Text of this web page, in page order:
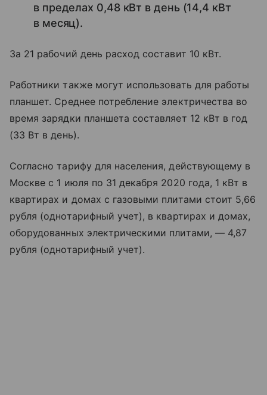
в пределах 0,48 кВт в день (14,4 кВт
в месяц).
За 21 рабочий день расход составит 10 кВт.
Работники также могут использовать для работы
планшет. Среднее потребление электричества во
время зарядки планшета составляет 12 кВт в год
(33 Вт в день).
Согласно тарифу для населения, действующему в
Москве с 1 июля по 31 декабря 2020 года, 1 кВт в
квартирах и домах с газовыми плитами стоит 5,66
рубля (однотарифный учет), в квартирах и домах,
оборудованных электрическими плитами, — 4,87
рубля (однотарифный учет).